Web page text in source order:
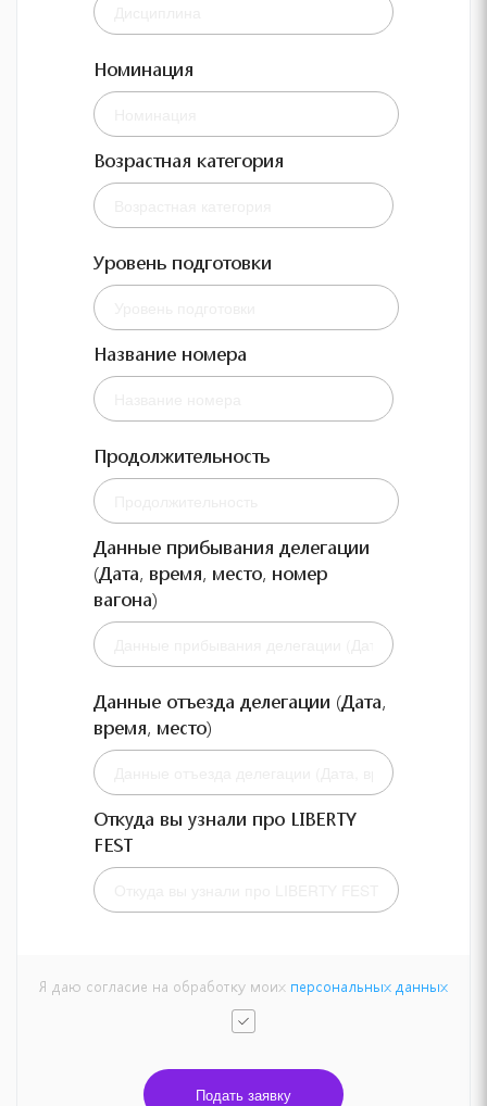
Номинация
Возрастная категория
Уровень подготовки
Название номера
Продолжительность
Данные прибывания делегации
(Дата, время, место, номер
вагона)
Данные отъезда делегации (Дата,
время, место)
Откуда вы узнали про LIBERTY
FEST
Я даю согласие на обработку моих персональных данных
Подать заявку